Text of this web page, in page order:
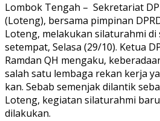
Lombok Tengah – Sekretariat
(Loteng), bersama pimpinan
Loteng, melakukan silaturahmi
setempat, Selasa (29/10). Ketua
Ramdan QH mengaku,
salah satu lembaga rekan kerja
kan. Sebab semenjak dilantik
Loteng, kegiatan silaturahmi
dilakukan.